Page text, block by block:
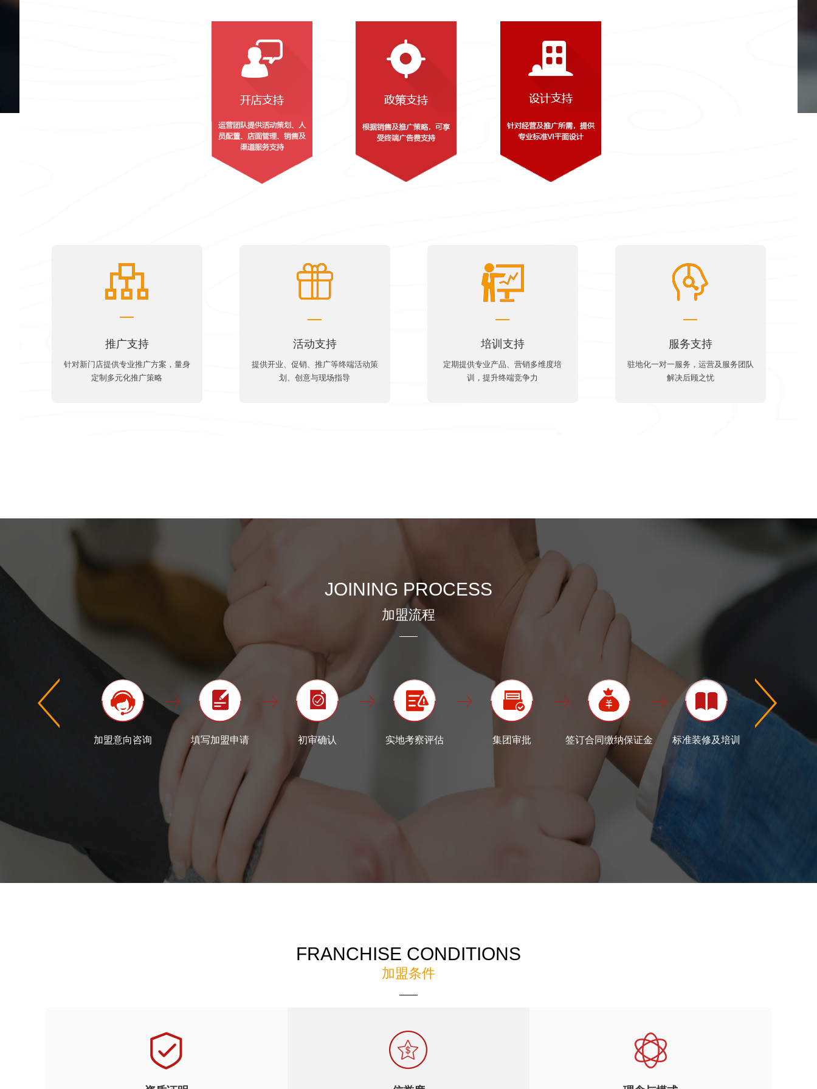
推广支持
针对新门店提供专业推广方案，量身
定制多元化推广策略
活动支持
提供开业、促销、推广等终端活动策
划、创意与现场指导
培训支持
定期提供专业产品、营销多维度培
训，提升终端竞争力
服务支持
驻地化一对一服务，运营及服务团队
解决后顾之忧
JOINING PROCESS
加盟流程
加盟意向咨询 填写加盟申请 初审确认 实地考察评估 集团审批 签订合同缴纳保证金 标准装修及培训 验收
FRANCHISE CONDITIONS
加盟条件